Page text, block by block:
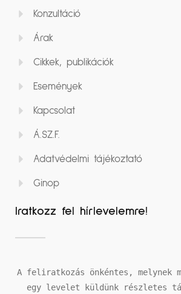
Konzultáció
Árak
Cikkek, publikációk
Események
Kapcsolat
Á.SZ.F.
Adatvédelmi tájékoztató
Ginop
Iratkozz fel hírlevelemre!
A feliratkozás önkéntes, melynek
egy levelet küldünk részletes